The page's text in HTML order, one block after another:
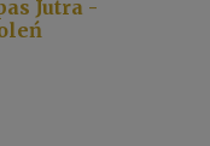
Jutra -